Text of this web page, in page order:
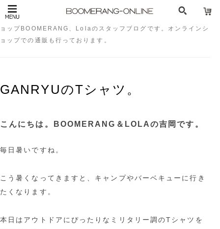
GANRYU（ガンリュウ）についての記事です。長野のセレクトシ
ョップBOOMERANG、Lolaのスタッフブログです。オンラインシ
ョップでの通販も行っております。
GANRYUのTシャツ。
こんにちは。BOOMERANG＆LOLAの吉岡です。
毎日暑いですね。
こう暑くなってきますと、キャンプやバーベキューに行き
たくなります。
本日はアウトドアにぴったりなミリタリー調のTシャツを